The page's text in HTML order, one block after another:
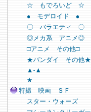
☆ もでろいど ☆
● モデロイド ●
〇 バラエティ 〇
◎メカ系 アニメ◎
□アニメ その他□
★バンダイ その他★
▲-▲
★
特撮 映画 ＳＦ
スター・ウォーズ